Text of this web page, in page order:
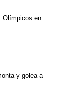
Olímpicos en
y golea a